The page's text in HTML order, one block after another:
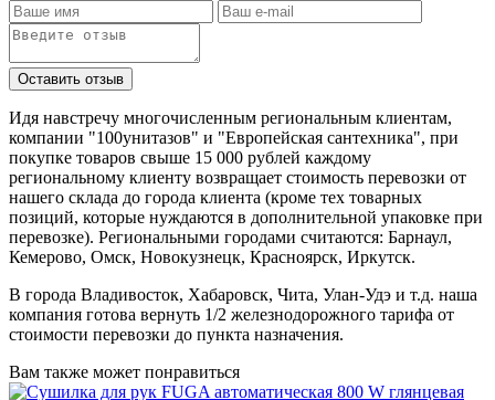
Идя навстречу многочисленным региональным клиентам,
компании "100унитазов" и "Европейская сантехника", при
покупке товаров свыше 15 000 рублей каждому
региональному клиенту возвращает стоимость перевозки от
нашего склада до города клиента (кроме тех товарных
позиций, которые нуждаются в дополнительной упаковке при
перевозке). Региональными городами считаются: Барнаул,
Кемерово, Омск, Новокузнецк, Красноярск, Иркутск.
В города Владивосток, Хабаровск, Чита, Улан-Удэ и т.д. наша
компания готова вернуть 1/2 железнодорожного тарифа от
стоимости перевозки до пункта назначения.
Вам также может понравиться